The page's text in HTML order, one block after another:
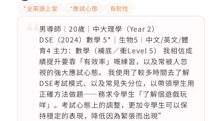
*全英語上堂 *應試心態 有耐性
男導師｜20歲｜中大理學（Year 2）
DSE（2024）數學 5*｜生物5｜中文/英文/體
育4 主力：數學（補底／衝Level 5） 我相信成
績提升要靠「有效率」嘅練習，以及常被人忽
視的強大應試心態。 我使用了較多時間去了解
DSE考試模式、以及常見失分位，以帶領學生用
正確方法做題——務求令學生「了解個遊戲玩
咩」。考試心態上的調整，更加令學生可以保
持穩定的表現，降低因為緊張而出現”